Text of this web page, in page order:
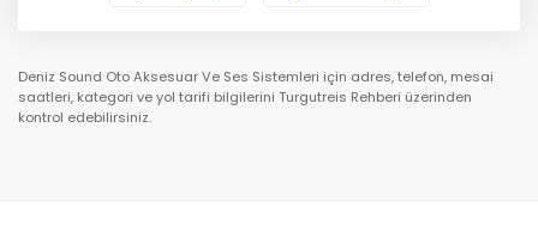
Deniz Sound Oto Aksesuar Ve Ses Sistemleri için adres, telefon, mesai
saatleri, kategori ve yol tarifi bilgilerini Turgutreis Rehberi üzerinden
kontrol edebilirsiniz.